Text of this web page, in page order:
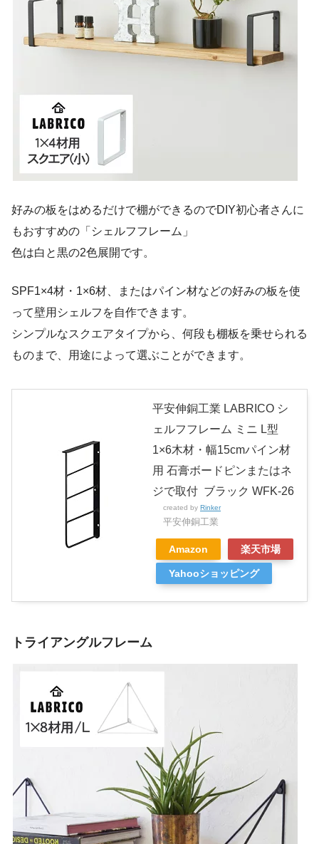
好みの板をはめるだけで棚ができるのでDIY初心者さんに
もおすすめの「シェルフフレーム」
色は白と黒の2色展開です。
SPF1×4材・1×6材、またはパイン材などの好みの板を使
って壁用シェルフを自作できます。
シンプルなスクエアタイプから、何段も棚板を乗せられる
ものまで、用途によって選ぶことができます。
平安伸銅工業 LABRICO シ
ェルフフレーム ミニ L型
1×6木材・幅15cmパイン材
用 石膏ボードピンまたはネ
ジで取付 ブラック WFK-26
created by Rinker
平安伸銅工業
Amazon 楽天市場
Yahooショッピング
トライアングルフレーム